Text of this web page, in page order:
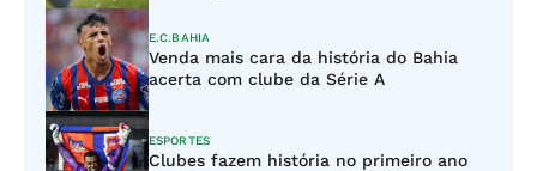
E.C.BAHIA
Venda mais cara da história do Bahia
acerta com clube da Série A
ESPORTES
Clubes fazem história no primeiro ano